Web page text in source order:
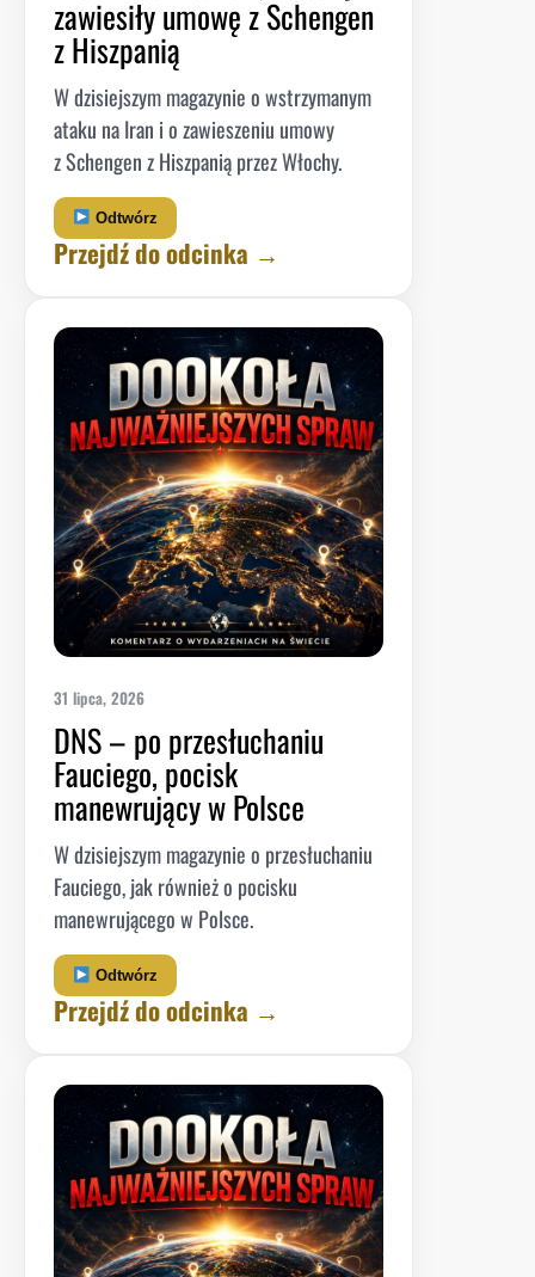
zawiesiły umowę z Schengen
z Hiszpanią
W dzisiejszym magazynie o wstrzymanym
ataku na Iran i o zawieszeniu umowy
z Schengen z Hiszpanią przez Włochy.
Odtwórz
Przejdź do odcinka →
31 lipca, 2026
DNS – po przesłuchaniu
Fauciego, pocisk
manewrujący w Polsce
W dzisiejszym magazynie o przesłuchaniu
Fauciego, jak również o pocisku
manewrującego w Polsce.
Odtwórz
Przejdź do odcinka →